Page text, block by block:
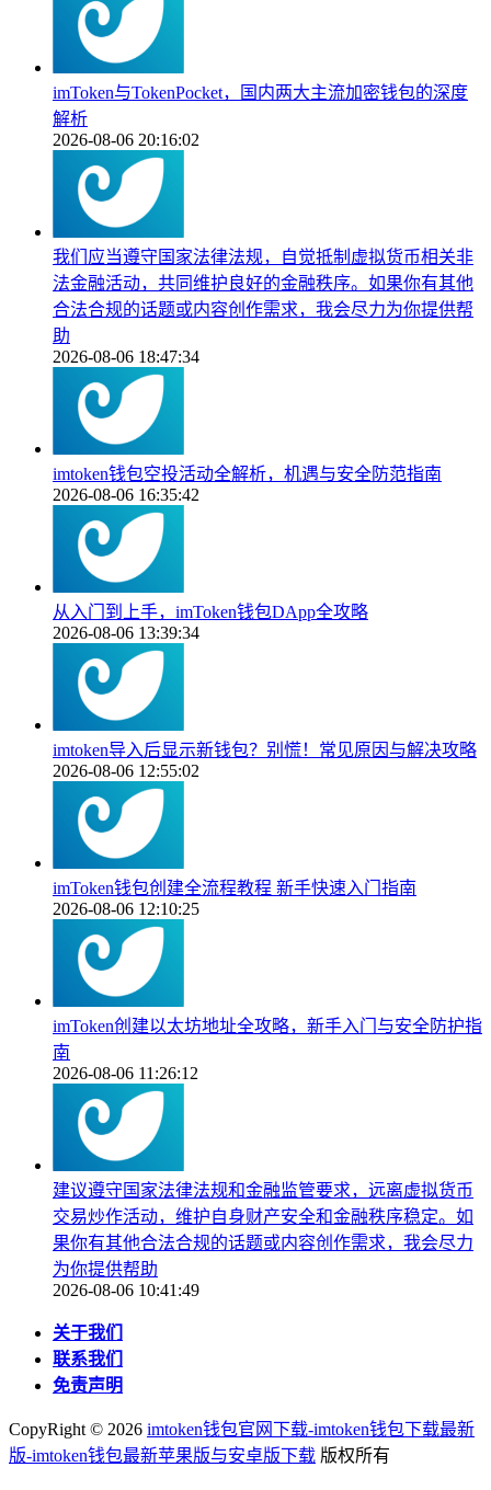
imToken与TokenPocket，国内两大主流加密钱包的深度
解析
2026-08-06 20:16:02
我们应当遵守国家法律法规，自觉抵制虚拟货币相关非
法金融活动，共同维护良好的金融秩序。如果你有其他
合法合规的话题或内容创作需求，我会尽力为你提供帮
助
2026-08-06 18:47:34
imtoken钱包空投活动全解析，机遇与安全防范指南
2026-08-06 16:35:42
从入门到上手，imToken钱包DApp全攻略
2026-08-06 13:39:34
imtoken导入后显示新钱包？别慌！常见原因与解决攻略
2026-08-06 12:55:02
imToken钱包创建全流程教程 新手快速入门指南
2026-08-06 12:10:25
imToken创建以太坊地址全攻略，新手入门与安全防护指
南
2026-08-06 11:26:12
建议遵守国家法律法规和金融监管要求，远离虚拟货币
交易炒作活动，维护自身财产安全和金融秩序稳定。如
果你有其他合法合规的话题或内容创作需求，我会尽力
为你提供帮助
2026-08-06 10:41:49
关于我们
联系我们
免责声明
CopyRight © 2026 imtoken钱包官网下载-imtoken钱包下载最新
版-imtoken钱包最新苹果版与安卓版下载 版权所有